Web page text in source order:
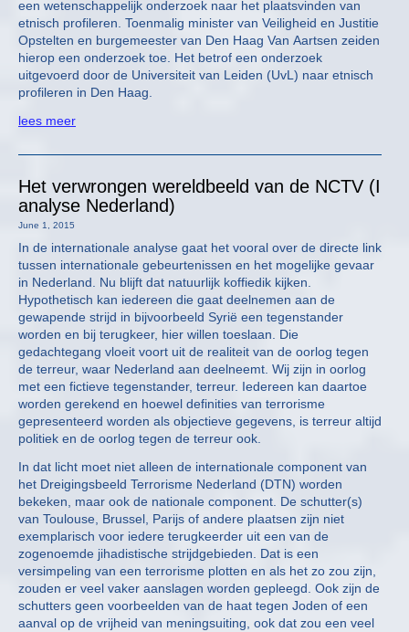
een wetenschappelijk onderzoek naar het plaatsvinden van
etnisch profileren. Toenmalig minister van Veiligheid en Justitie
Opstelten en burgemeester van Den Haag Van Aartsen zeiden
hierop een onderzoek toe. Het betrof een onderzoek
uitgevoerd door de Universiteit van Leiden (UvL) naar etnisch
profileren in Den Haag.
lees meer
Het verwrongen wereldbeeld van de NCTV (I
analyse Nederland)
June 1, 2015
In de internationale analyse gaat het vooral over de directe link
tussen internationale gebeurtenissen en het mogelijke gevaar
in Nederland. Nu blijft dat natuurlijk koffiedik kijken.
Hypothetisch kan iedereen die gaat deelnemen aan de
gewapende strijd in bijvoorbeeld Syrië een tegenstander
worden en bij terugkeer, hier willen toeslaan. Die
gedachtegang vloeit voort uit de realiteit van de oorlog tegen
de terreur, waar Nederland aan deelneemt. Wij zijn in oorlog
met een fictieve tegenstander, terreur. Iedereen kan daartoe
worden gerekend en hoewel definities van terrorisme
gepresenteerd worden als objectieve gegevens, is terreur altijd
politiek en de oorlog tegen de terreur ook.
In dat licht moet niet alleen de internationale component van
het Dreigingsbeeld Terrorisme Nederland (DTN) worden
bekeken, maar ook de nationale component. De schutter(s)
van Toulouse, Brussel, Parijs of andere plaatsen zijn niet
exemplarisch voor iedere terugkeerder uit een van de
zogenoemde jihadistische strijdgebieden. Dat is een
versimpeling van een terrorisme plotten en als het zo zou zijn,
zouden er veel vaker aanslagen worden gepleegd. Ook zijn de
schutters geen voorbeelden van de haat tegen Joden of een
aanval op de vrijheid van meningsuiting, ook dat zou een veel